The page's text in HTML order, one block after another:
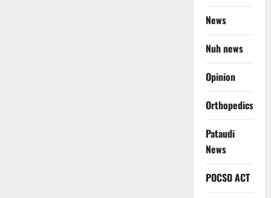
News
Nuh news
Opinion
Orthopedics
Pataudi
News
POCSO ACT